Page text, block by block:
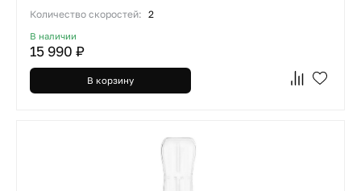
Количество скоростей: 2
В наличии
15 990 ₽
В корзину